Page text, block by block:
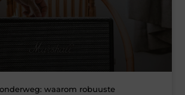
waarom robuuste